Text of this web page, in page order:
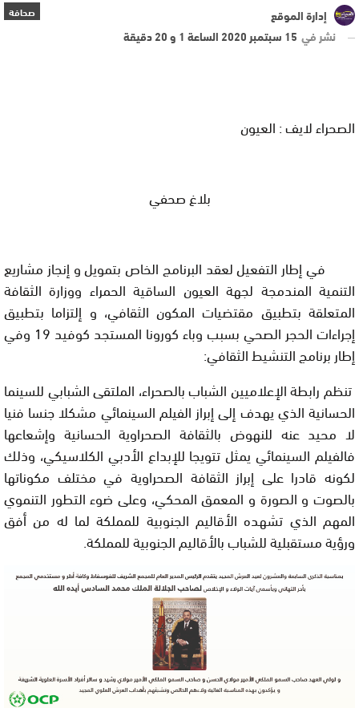
صحافة
إدارة الموقع
نشر في 15 سبتمبر 2020 الساعة 1 و 20 دقيقة
الصحراء لايف : العيون
بلاغ صحفي
في إطار التفعيل لعقد البرنامج الخاص بتمويل و إنجاز مشاريع
التنمية المندمجة لجهة العيون الساقية الحمراء ووزارة الثقافة
المتعلقة بتطبيق مقتضيات المكون الثقافي، و إلتزاما بتطبيق
إجراءات الحجر الصحي بسبب وباء كورونا المستجد كوفيد 19 وفي
إطار برنامج التنشيط الثقافي:
تنظم رابطة الإعلاميين الشباب بالصحراء، الملتقى الشبابي للسينما
الحسانية الذي يهدف إلى إبراز الفيلم السينمائي مشكلا جنسا فنيا
لا محيد عنه للنهوض بالثقافة الصحراوية الحسانية وإشعاعها
فالفيلم السينمائي يمثل تتويجا للإبداع الأدبي الكلاسيكي، وذلك
لكونه قادرا على إبراز الثقافة الصحراوية في مختلف مكوناتها
بالصوت و الصورة و المعمق المحكي، وعلى ضوء التطور التنموي
المهم الذي تشهده الأقاليم الجنوبية للمملكة لما له من أفق
ورؤية مستقبلية للشباب بالأقاليم الجنوبية للمملكة.